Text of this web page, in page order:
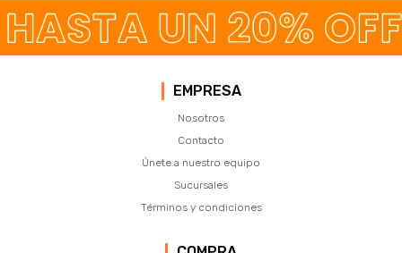
EMPRESA
Nosotros
Contacto
Únete a nuestro equipo
Sucursales
Términos y condiciones